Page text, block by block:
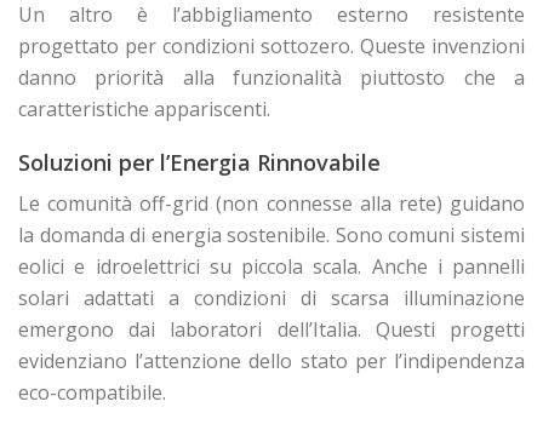
Un altro è l’abbigliamento esterno resistente
progettato per condizioni sottozero. Queste invenzioni
danno priorità alla funzionalità piuttosto che a
caratteristiche appariscenti.
Soluzioni per l’Energia Rinnovabile
Le comunità off-grid (non connesse alla rete) guidano
la domanda di energia sostenibile. Sono comuni sistemi
eolici e idroelettrici su piccola scala. Anche i pannelli
solari adattati a condizioni di scarsa illuminazione
emergono dai laboratori dell’Italia. Questi progetti
evidenziano l’attenzione dello stato per l’indipendenza
eco-compatibile.